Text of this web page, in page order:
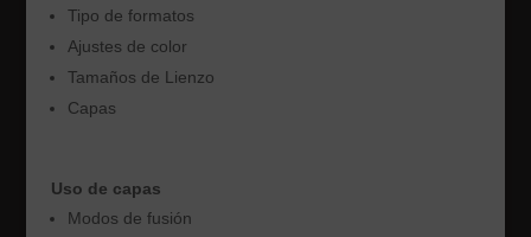
Tipo de formatos
Ajustes de color
Tamaños de Lienzo
Capas
Uso de capas
Modos de fusión